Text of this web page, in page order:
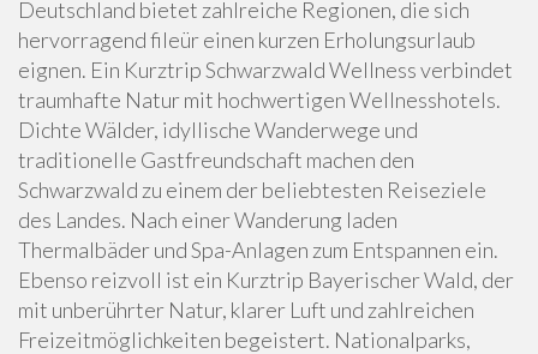
Deutschland bietet zahlreiche Regionen, die sich
hervorragend fileür einen kurzen Erholungsurlaub
eignen. Ein Kurztrip Schwarzwald Wellness verbindet
traumhafte Natur mit hochwertigen Wellnesshotels.
Dichte Wälder, idyllische Wanderwege und
traditionelle Gastfreundschaft machen den
Schwarzwald zu einem der beliebtesten Reiseziele
des Landes. Nach einer Wanderung laden
Thermalbäder und Spa-Anlagen zum Entspannen ein.
Ebenso reizvoll ist ein Kurztrip Bayerischer Wald, der
mit unberührter Natur, klarer Luft und zahlreichen
Freizeitmöglichkeiten begeistert. Nationalparks,